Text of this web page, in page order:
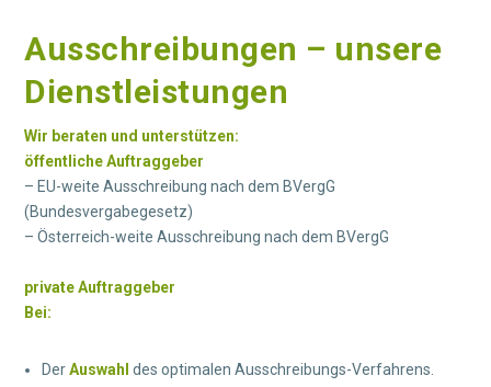
Ausschreibungen – unsere
Dienstleistungen
Wir beraten und unterstützen:
öffentliche Auftraggeber
– EU-weite Ausschreibung nach dem BVergG
(Bundesvergabegesetz)
– Österreich-weite Ausschreibung nach dem BVergG
private Auftraggeber
Bei:
DerAuswahl des optimalen Ausschreibungs-Verfahrens.